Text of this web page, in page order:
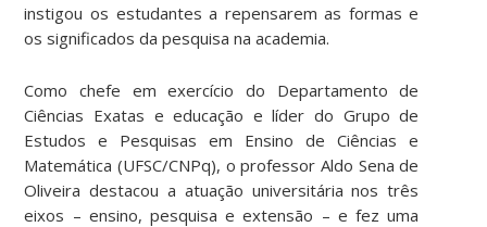
instigou os estudantes a repensarem as formas e
os significados da pesquisa na academia.
Como chefe em exercício do Departamento de
Ciências Exatas e educação e líder do Grupo de
Estudos e Pesquisas em Ensino de Ciências e
Matemática (UFSC/CNPq), o professor Aldo Sena de
Oliveira destacou a atuação universitária nos três
eixos – ensino, pesquisa e extensão – e fez uma